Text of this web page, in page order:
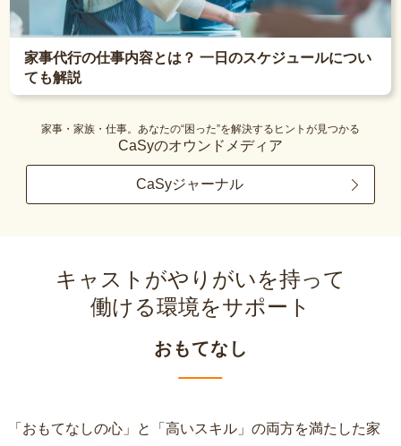
家事代行の仕事内容とは？ 一日のスケジュールについ
ても解説
家事・家族・仕事。あなたの“困った”を解決するヒントが見つかる
CaSyのオウンドメディア
CaSyジャーナル
キャストがやりがいを持って
働ける環境をサポート
おもてなし
「おもてなしの心」と「高いスキル」の両方を満たした家